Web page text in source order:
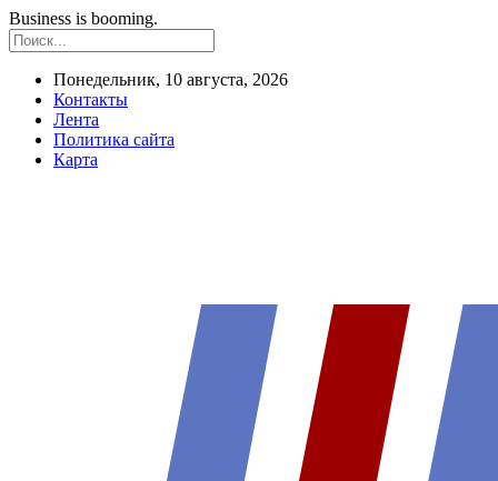
Business is booming.
Понедельник, 10 августа, 2026
Контакты
Лента
Политика сайта
Карта